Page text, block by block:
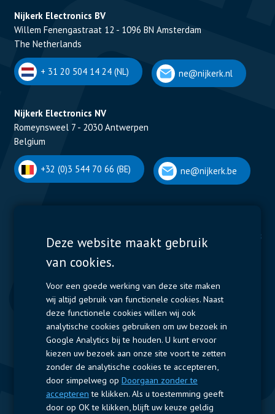
Nijkerk Electronics BV
Willem Fenengastraat 12 - 1096 BN Amsterdam
The Netherlands
+ 31 20 504 14 24 (NL) ne@nijkerk.nl
Nijkerk Electronics NV
Romeynsweel 7 - 2030 Antwerpen
Belgium
+32 (0)3 544 70 66 (BE) ne@nijkerk.be
Display Solutions
Displays
Power Solutions
Contactors & Fuses
Measurement
Resistors
Snelle toegang
Bedrijfsprofiel Leveranciers Jobs
Deze website maakt gebruik
van cookies.
Voor een goede werking van deze site maken
wij altijd gebruik van functionele cookies. Naast
deze functionele cookies willen wij ook
analytische cookies gebruiken om uw bezoek in
Google Analytics bij te houden. U kunt ervoor
kiezen uw bezoek aan onze site voort te zetten
zonder de analytische cookies te accepteren,
door simpelweg op Doorgaan zonder te
accepteren te klikken. Als u toestemming geeft
door op OK te klikken, blijft uw keuze geldig